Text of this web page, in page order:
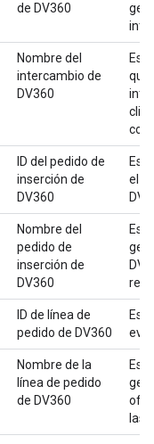
de DV360
Nombre del
intercambio de
DV360
Es
que
clic
ID del pedido de
inserción de
DV360
Es
el
Nombre del
pedido de
inserción de
DV360
Es
ID de línea de
pedido de DV360
Es
Nombre de la
línea de pedido
de DV360
Es
las